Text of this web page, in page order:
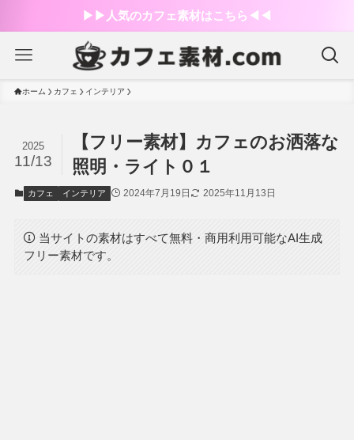
▶︎▶︎人気のカフェ素材はこちら◀︎◀︎
ホーム カフェ インテリア
【フリー素材】カフェのお洒落な
照明・ライト０１
2025
11/13
カフェ インテリア 2024年7月19日 2025年11月13日
当サイトの素材はすべて無料・商用利用可能なAI生成
フリー素材です。